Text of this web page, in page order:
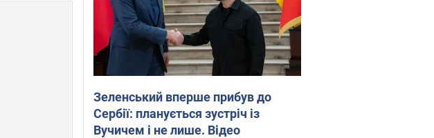
Зеленський вперше прибув до
Сербії: планується зустріч із
Вучичем і не лише. Відео